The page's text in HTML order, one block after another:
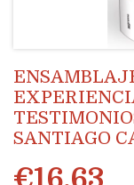
SANTIAGO